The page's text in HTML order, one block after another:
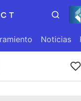
Noticias